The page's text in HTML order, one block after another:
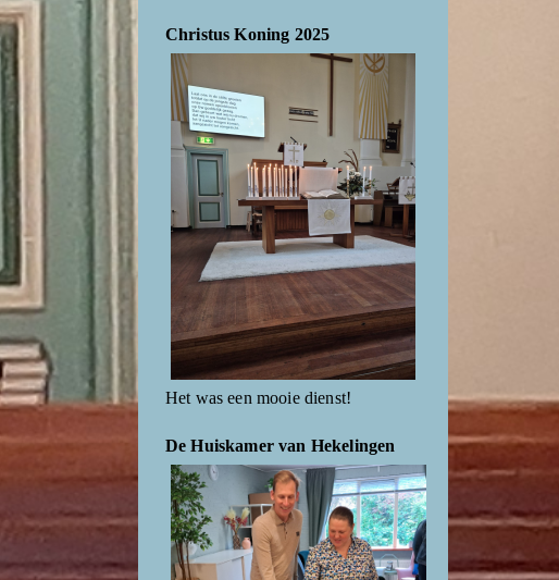
Christus Koning 2025
Het was een mooie dienst!
De Huiskamer van Hekelingen